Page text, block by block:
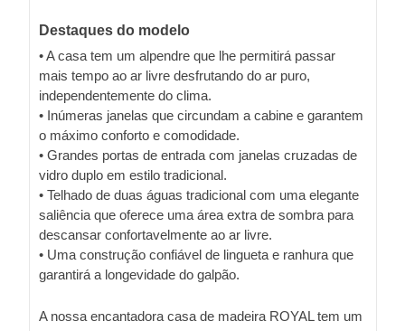
Destaques do modelo
• A casa tem um alpendre que lhe permitirá passar
mais tempo ao ar livre desfrutando do ar puro,
independentemente do clima.
• Inúmeras janelas que circundam a cabine e garantem
o máximo conforto e comodidade.
• Grandes portas de entrada com janelas cruzadas de
vidro duplo em estilo tradicional.
• Telhado de duas águas tradicional com uma elegante
saliência que oferece uma área extra de sombra para
descansar confortavelmente ao ar livre.
• Uma construção confiável de lingueta e ranhura que
garantirá a longevidade do galpão.
A nossa encantadora casa de madeira ROYAL tem um